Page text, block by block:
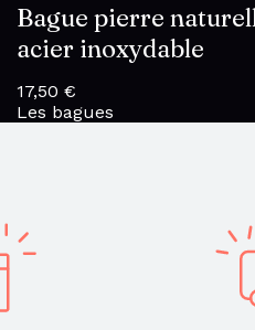
Bague pierre
acier inoxydable
17,50 €
Les bagues